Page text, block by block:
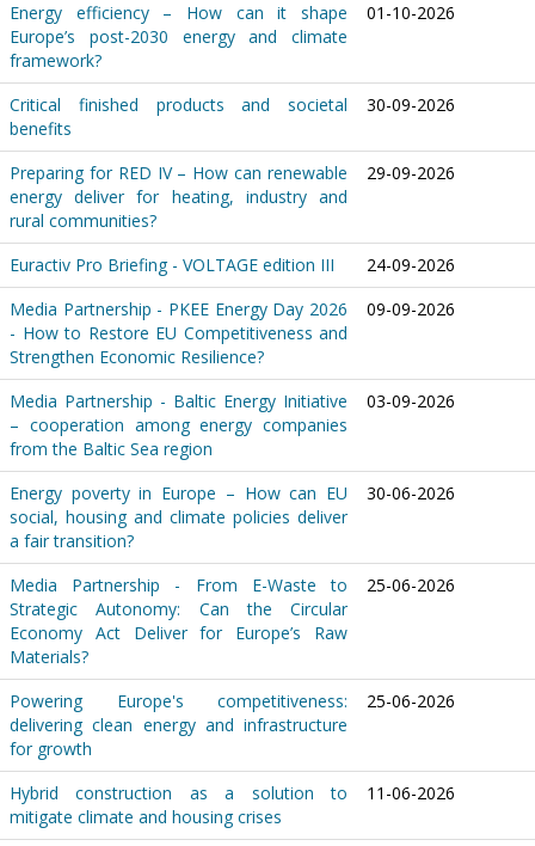
Energy efficiency – How can it shape
Europe’s post-2030 energy and climate
framework?
01-10-2026
Critical finished products and societal
benefits
30-09-2026
Preparing for RED IV – How can renewable
energy deliver for heating, industry and
rural communities?
29-09-2026
Euractiv Pro Briefing - VOLTAGE edition III
24-09-2026
Media Partnership - PKEE Energy Day 2026
- How to Restore EU Competitiveness and
Strengthen Economic Resilience?
09-09-2026
Media Partnership - Baltic Energy Initiative
– cooperation among energy companies
from the Baltic Sea region
03-09-2026
Energy poverty in Europe – How can EU
social, housing and climate policies deliver
a fair transition?
30-06-2026
Media Partnership - From E-Waste to
Strategic Autonomy: Can the Circular
Economy Act Deliver for Europe’s Raw
Materials?
25-06-2026
Powering Europe's competitiveness:
delivering clean energy and infrastructure
for growth
25-06-2026
Hybrid construction as a solution to
mitigate climate and housing crises
11-06-2026